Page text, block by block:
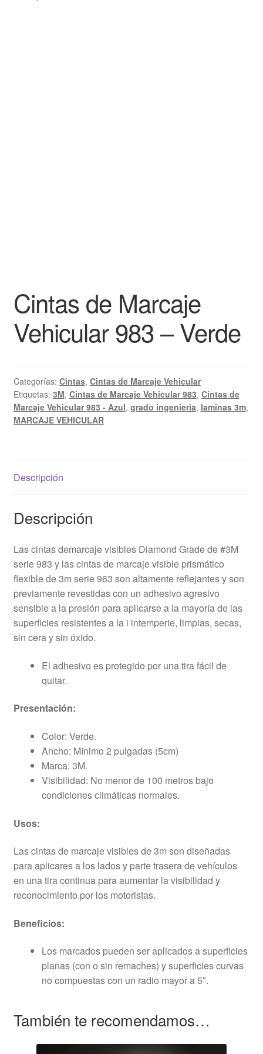
Cintas de Marcaje
Vehicular 983 – Verde
Categorías: Cintas, Cintas de Marcaje Vehicular
Etiquetas: 3M, Cintas de Marcaje Vehicular 983, Cintas de
Marcaje Vehicular 983 - Azul, grado ingenieria, laminas 3m,
MARCAJE VEHICULAR
Descripción
Descripción
Las cintas demarcaje visibles Diamond Grade de #3M
serie 983 y las cintas de marcaje visible prismático
flexible de 3m serie 963 son altamente reflejantes y son
previamente revestidas con un adhesivo agresivo
sensible a la presión para aplicarse a la mayoría de las
superficies resistentes a la i intemperie, limpias, secas,
sin cera y sin óxido.
El adhesivo es protegido por una tira fácil de
quitar.
Presentación:
Color: Verde.
Ancho: Mínimo 2 pulgadas (5cm)
Marca: 3M.
Visibilidad: No menor de 100 metros bajo
condiciones climáticas normales.
Usos:
Las cintas de marcaje visibles de 3m son diseñadas
para aplicares a los lados y parte trasera de vehículos
en una tira continua para aumentar la visibilidad y
reconocimiento por los motoristas.
Beneficios:
Los marcados pueden ser aplicados a superficies
planas (con o sin remaches) y superficies curvas
no compuestas con un radio mayor a 5″.
También te recomendamos…